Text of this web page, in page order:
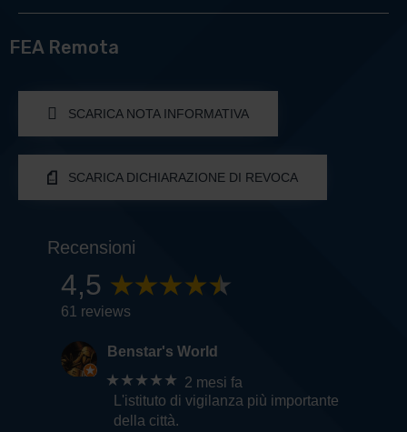
FEA Remota
SCARICA NOTA INFORMATIVA
SCARICA DICHIARAZIONE DI REVOCA
Recensioni
4,5
61 reviews
Benstar's World
★★★★★ 2 mesi fa
L'istituto di vigilanza più importante
della città.